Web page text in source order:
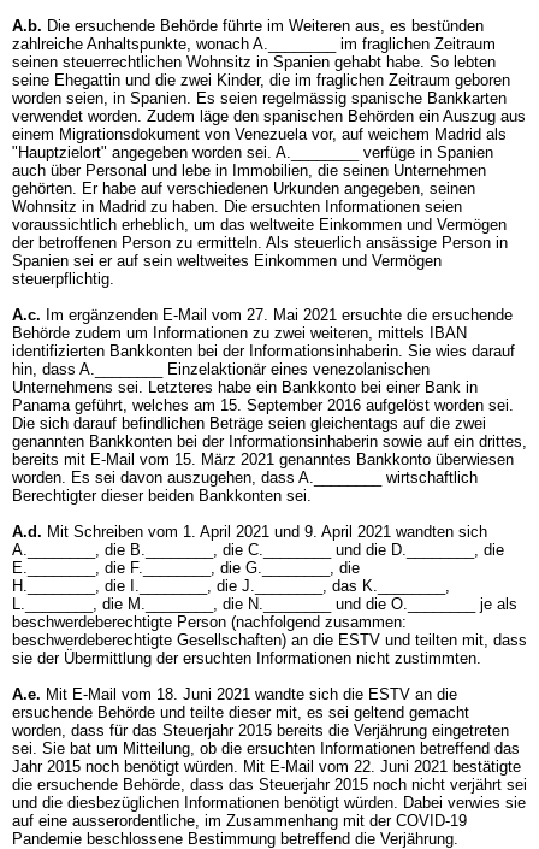
A.b. Die ersuchende Behörde führte im Weiteren aus, es bestünden
zahlreiche Anhaltspunkte, wonach A.________ im fraglichen Zeitraum
seinen steuerrechtlichen Wohnsitz in Spanien gehabt habe. So lebten
seine Ehegattin und die zwei Kinder, die im fraglichen Zeitraum geboren
worden seien, in Spanien. Es seien regelmässig spanische Bankkarten
verwendet worden. Zudem läge den spanischen Behörden ein Auszug aus
einem Migrationsdokument von Venezuela vor, auf weichem Madrid als
"Hauptzielort" angegeben worden sei. A.________ verfüge in Spanien
auch über Personal und lebe in Immobilien, die seinen Unternehmen
gehörten. Er habe auf verschiedenen Urkunden angegeben, seinen
Wohnsitz in Madrid zu haben. Die ersuchten Informationen seien
voraussichtlich erheblich, um das weltweite Einkommen und Vermögen
der betroffenen Person zu ermitteln. Als steuerlich ansässige Person in
Spanien sei er auf sein weltweites Einkommen und Vermögen
steuerpflichtig.
A.c. Im ergänzenden E-Mail vom 27. Mai 2021 ersuchte die ersuchende
Behörde zudem um Informationen zu zwei weiteren, mittels IBAN
identifizierten Bankkonten bei der Informationsinhaberin. Sie wies darauf
hin, dass A.________ Einzelaktionär eines venezolanischen
Unternehmens sei. Letzteres habe ein Bankkonto bei einer Bank in
Panama geführt, welches am 15. September 2016 aufgelöst worden sei.
Die sich darauf befindlichen Beträge seien gleichentags auf die zwei
genannten Bankkonten bei der Informationsinhaberin sowie auf ein drittes,
bereits mit E-Mail vom 15. März 2021 genanntes Bankkonto überwiesen
worden. Es sei davon auszugehen, dass A.________ wirtschaftlich
Berechtigter dieser beiden Bankkonten sei.
A.d. Mit Schreiben vom 1. April 2021 und 9. April 2021 wandten sich
A.________, die B.________, die C.________ und die D.________, die
E.________, die F.________, die G.________, die
H.________, die I.________, die J.________, das K.________,
L.________, die M.________, die N.________ und die O.________ je als
beschwerdeberechtigte Person (nachfolgend zusammen:
beschwerdeberechtigte Gesellschaften) an die ESTV und teilten mit, dass
sie der Übermittlung der ersuchten Informationen nicht zustimmten.
A.e. Mit E-Mail vom 18. Juni 2021 wandte sich die ESTV an die
ersuchende Behörde und teilte dieser mit, es sei geltend gemacht
worden, dass für das Steuerjahr 2015 bereits die Verjährung eingetreten
sei. Sie bat um Mitteilung, ob die ersuchten Informationen betreffend das
Jahr 2015 noch benötigt würden. Mit E-Mail vom 22. Juni 2021 bestätigte
die ersuchende Behörde, dass das Steuerjahr 2015 noch nicht verjährt sei
und die diesbezüglichen Informationen benötigt würden. Dabei verwies sie
auf eine ausserordentliche, im Zusammenhang mit der COVID-19
Pandemie beschlossene Bestimmung betreffend die Verjährung.